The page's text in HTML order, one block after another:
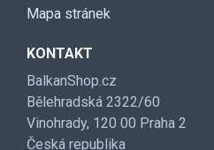
Mapa stránek
KONTAKT
BalkanShop.cz
Bělehradská 2322/60
Vinohrady, 120 00 Praha 2
Česká republika